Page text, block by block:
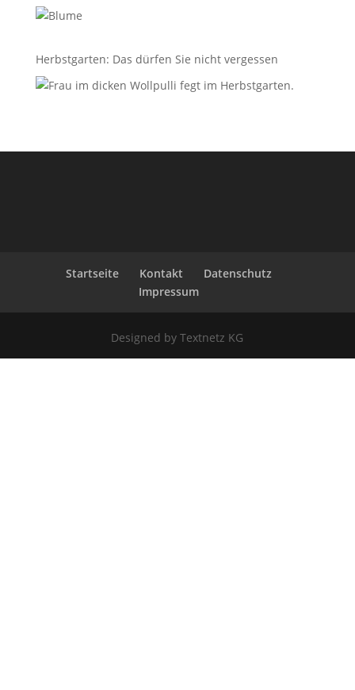
Herbstgarten: Das dürfen Sie nicht vergessen
Startseite Kontakt
Datenschutz
Impressum
Designed by Textnetz KG